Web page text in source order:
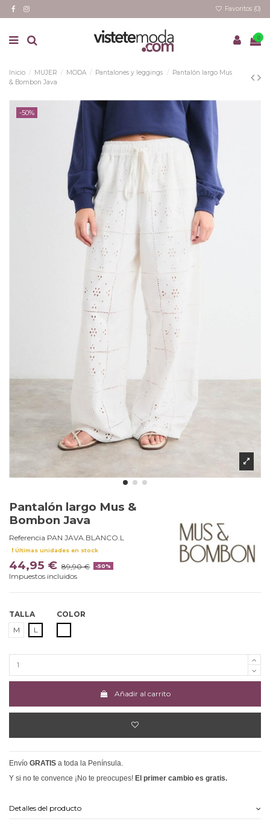
Favoritos (0)
0
Inicio MUJER MODA Pantalones y leggings
Pantalón largo Mus
& Bombon Java
-50%
Pantalón largo Mus &
Bombon Java
Referencia PAN JAVA.BLANCO.L
Últimas unidades en stock
44,95 € 89,90 € -50%
Impuestos incluidos
TALLA
M
L
COLOR
Añadir al carrito
Envío GRATIS a toda la Península.
Y si no te convence ¡No te preocupes! El primer cambio es gratis.
Detalles del producto